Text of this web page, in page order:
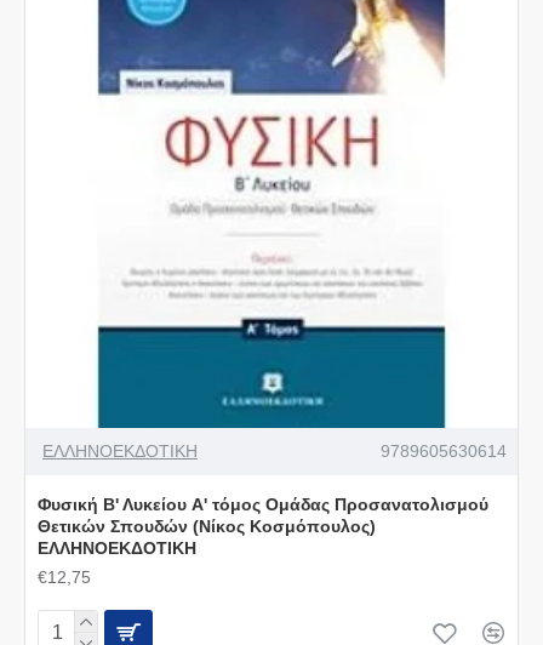
ΕΛΛΗΝΟΕΚΔΟΤΙΚΗ 9789605630614
Φυσική Β' Λυκείου A' τόμος Ομάδας Προσανατολισμού
Θετικών Σπουδών (Νίκος Κοσμόπουλος)
ΕΛΛΗΝΟΕΚΔΟΤΙΚΗ
€12,75